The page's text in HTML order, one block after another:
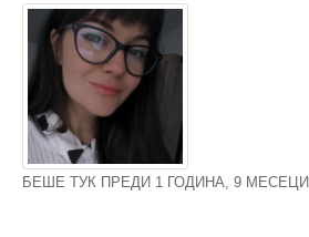
БЕШЕ ТУК ПРЕДИ 1 ГОДИНА, 9 МЕСЕЦИ